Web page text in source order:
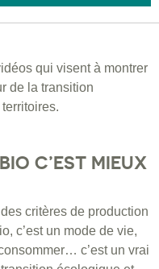
qui visent à montrer
de la transition
C’EST MIEUX
critères de production
c’est un mode de vie,
c’est un vrai